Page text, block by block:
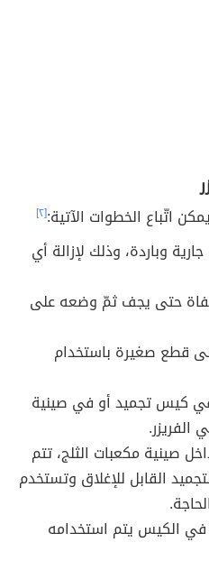
اتّباع الخطوات الآتية:[٢]
وباردة، وذلك لإزالة أي
حتى يجف ثمّ وضعه على
قطع صغيرة باستخدام
كيس تجميد أو في صينية
صينية مكعبات الثلج، تتم
القابل للإغلاق وتستخدم
الكيس يتم استخدامه